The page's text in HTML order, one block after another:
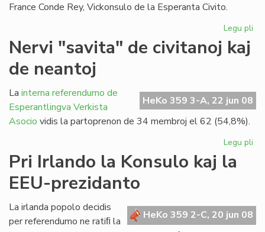
France Conde Rey, Vickonsulo de la Esperanta Civito.
Legu pli
Nervi "savita" de civitanoj kaj
de neantoj
HeKo 359 3-A, 22 jun 08
La interna referendumo de
Esperantlingva Verkista
Asocio vidis la partoprenon de 34 membroj el 62 (54,8%).
Legu pli
kaj
Pri Irlando la Konsulo kaj la
EEU-prezidanto
HeKo 359 2-C, 20 jun 08
La irlanda popolo decidis
per referendumo ne ratiﬁ la